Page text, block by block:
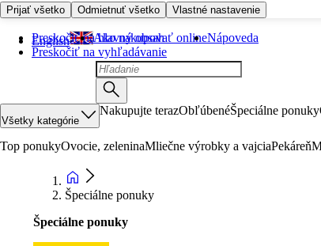
Prijať všetko Odmietnuť všetko Vlastné nastavenie
Preskočiť na hlavný obsah
Preskočiť na vyhľadávanie
English Ako nakupovať onlineNápoveda
Všetky kategórie
Nakupujte terazObľúbenéŠpeciálne ponuky
Top ponukyOvocie, zeleninaMliečne výrobky a vajciaPekáreň
Špeciálne ponuky
Špeciálne ponuky